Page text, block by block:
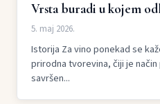
Vrsta buradi u kojem
5. maj 2026.
Istorija Za vino ponekad se
prirodna tvorevina, čiji je
savršen...